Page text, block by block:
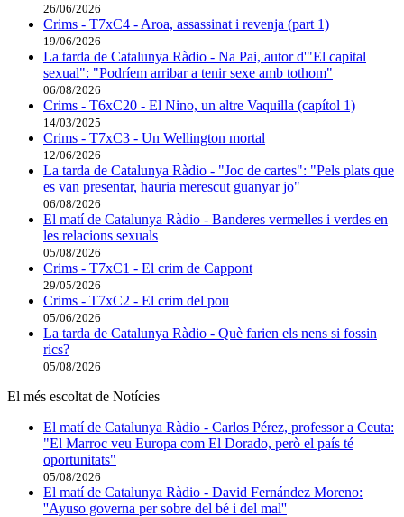
26/06/2026
Crims - T7xC4 - Aroa, assassinat i revenja (part 1)
19/06/2026
La tarda de Catalunya Ràdio - Na Pai, autor d'"El capital
sexual": "Podríem arribar a tenir sexe amb tothom"
06/08/2026
Crims - T6xC20 - El Nino, un altre Vaquilla (capítol 1)
14/03/2025
Crims - T7xC3 - Un Wellington mortal
12/06/2026
La tarda de Catalunya Ràdio - "Joc de cartes": "Pels plats que
es van presentar, hauria merescut guanyar jo"
06/08/2026
El matí de Catalunya Ràdio - Banderes vermelles i verdes en
les relacions sexuals
05/08/2026
Crims - T7xC1 - El crim de Cappont
29/05/2026
Crims - T7xC2 - El crim del pou
05/06/2026
La tarda de Catalunya Ràdio - Què farien els nens si fossin
rics?
05/08/2026
El més escoltat de Notícies
El matí de Catalunya Ràdio - Carlos Pérez, professor a Ceuta:
"El Marroc veu Europa com El Dorado, però el país té
oportunitats"
05/08/2026
El matí de Catalunya Ràdio - David Fernández Moreno:
''Ayuso governa per sobre del bé i del mal''